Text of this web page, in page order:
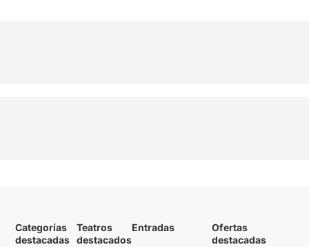
Categorías
destacadas
Teatros
destacados
Entradas
Ofertas
destacadas